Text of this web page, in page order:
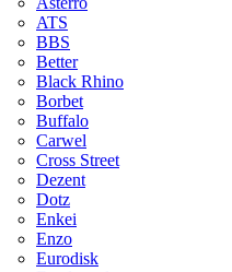
ATS
BBS
Better
Black Rhino
Borbet
Buffalo
Carwel
Cross Street
Dezent
Dotz
Enkei
Enzo
Eurodisk